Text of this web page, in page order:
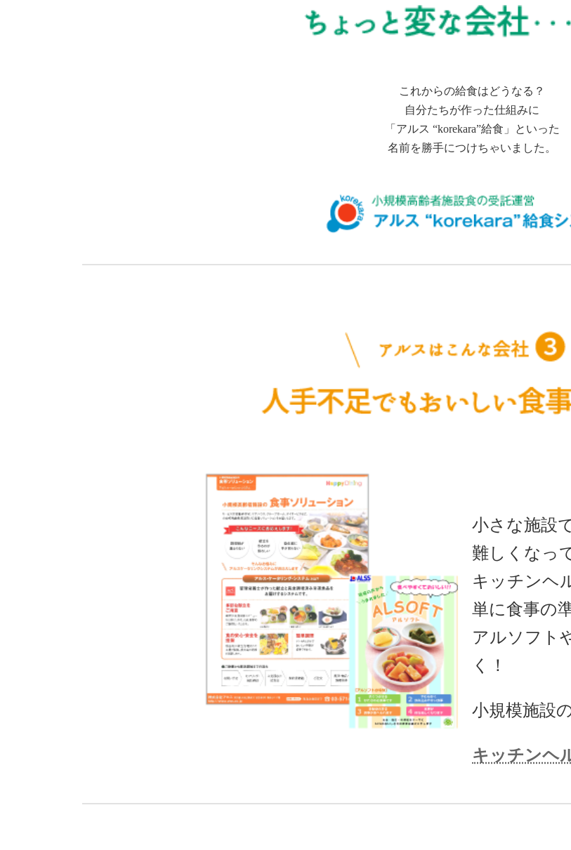
これからの給食はどうなる？
自分たちが作った仕組みに
「アルス “korekara”給食」といった
名前を勝手につけちゃいました。
小さな施設
難しくなっ
キッチンヘ
単に食事の
アルソフト
く！
小規模施設
キッチンヘ